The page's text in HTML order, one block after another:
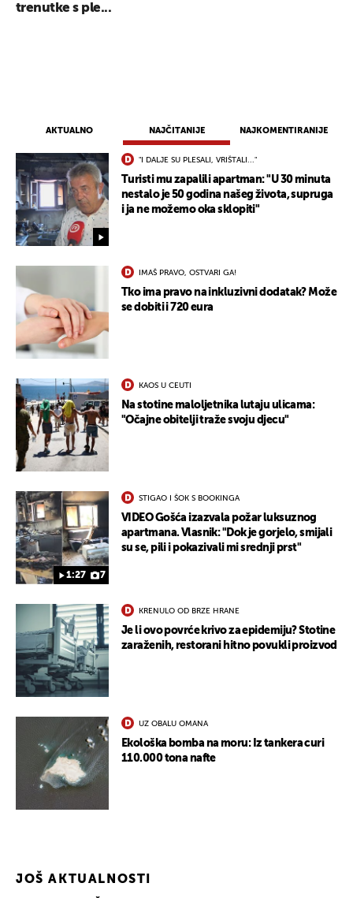
AKTUALNO NAJČITANIJE NAJKOMENTIRANIJE
"I DALJE SU PLESALI, VRIŠTALI..."
Turisti mu zapalili apartman: "U 30 minuta
nestalo je 50 godina našeg života, supruga
i ja ne možemo oka sklopiti"
IMAŠ PRAVO, OSTVARI GA!
Tko ima pravo na inkluzivni dodatak? Može
se dobiti i 720 eura
KAOS U CEUTI
Na stotine maloljetnika lutaju ulicama:
"Očajne obitelji traže svoju djecu"
1:27 7
STIGAO I ŠOK S BOOKINGA
VIDEO Gošća izazvala požar luksuznog
apartmana. Vlasnik: "Dok je gorjelo, smijali
su se, pili i pokazivali mi srednji prst"
KRENULO OD BRZE HRANE
Je li ovo povrće krivo za epidemiju? Stotine
zaraženih, restorani hitno povukli proizvod
UZ OBALU OMANA
Ekološka bomba na moru: Iz tankera curi
110.000 tona nafte
JOŠ AKTUALNOSTI
trenutke s ple...